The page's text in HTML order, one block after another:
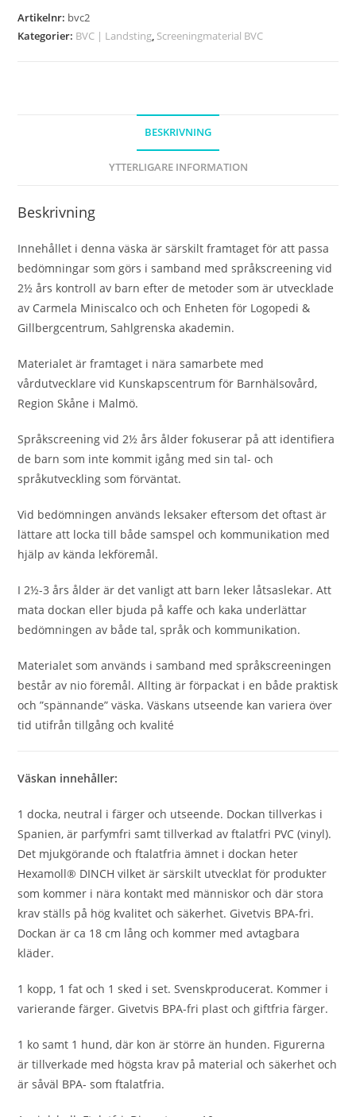
2½-
år
Artikelnr: bvc2
Kategorier: BVC | Landsting, Screeningmaterial BVC
BESKRIVNING
YTTERLIGARE INFORMATION
Beskrivning
Innehållet i denna väska är särskilt framtaget för att passa
bedömningar som görs i samband med språkscreening vid
2½ års kontroll av barn efter de metoder som är utvecklade
av Carmela Miniscalco och och Enheten för Logopedi &
Gillbergcentrum, Sahlgrenska akademin.
Materialet är framtaget i nära samarbete med
vårdutvecklare vid Kunskapscentrum för Barnhälsovård,
Region Skåne i Malmö.
Språkscreening vid 2½ års ålder fokuserar på att identifiera
de barn som inte kommit igång med sin tal- och
språkutveckling som förväntat.
Vid bedömningen används leksaker eftersom det oftast är
lättare att locka till både samspel och kommunikation med
hjälp av kända lekföremål.
I 2½-3 års ålder är det vanligt att barn leker låtsaslekar. Att
mata dockan eller bjuda på kaffe och kaka underlättar
bedömningen av både tal, språk och kommunikation.
Materialet som används i samband med språkscreeningen
består av nio föremål. Allting är förpackat i en både praktisk
och ”spännande” väska. Väskans utseende kan variera över
tid utifrån tillgång och kvalité
Väskan innehåller:
1 docka, neutral i färger och utseende. Dockan tillverkas i
Spanien, är parfymfri samt tillverkad av ftalatfri PVC (vinyl).
Det mjukgörande och ftalatfria ämnet i dockan heter
Hexamoll® DINCH vilket är särskilt utvecklat för produkter
som kommer i nära kontakt med människor och där stora
krav ställs på hög kvalitet och säkerhet. Givetvis BPA-fri.
Dockan är ca 18 cm lång och kommer med avtagbara
kläder.
1 kopp, 1 fat och 1 sked i set. Svenskproducerat. Kommer i
varierande färger. Givetvis BPA-fri plast och giftfria färger.
1 ko samt 1 hund, där kon är större än hunden. Figurerna
är tillverkade med högsta krav på material och säkerhet och
är såväl BPA- som ftalatfria.